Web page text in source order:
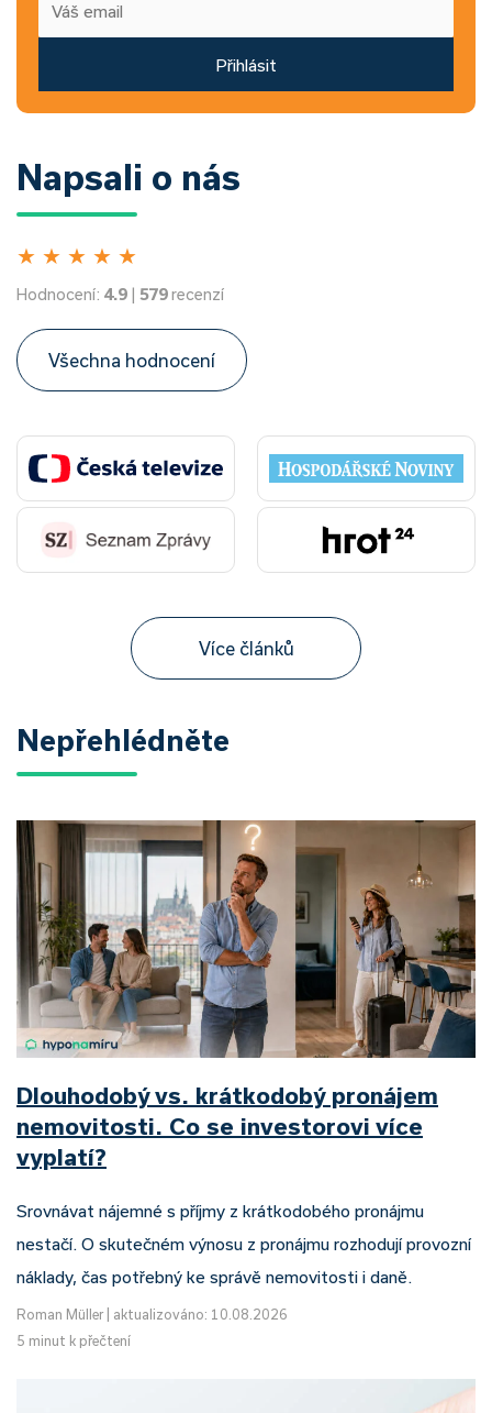
Přihlásit
Napsali o nás
★ ★ ★ ★ ★
Hodnocení: 4.9 | 579recenzí
Všechna hodnocení
Více článků
Nepřehlédněte
Dlouhodobý vs. krátkodobý pronájem
nemovitosti. Co se investorovi více
vyplatí?
Srovnávat nájemné s příjmy z krátkodobého pronájmu
nestačí. O skutečném výnosu z pronájmu rozhodují provozní
náklady, čas potřebný ke správě nemovitosti i daně.
Roman Müller
aktualizováno: 10.08.2026
5 minut k přečtení